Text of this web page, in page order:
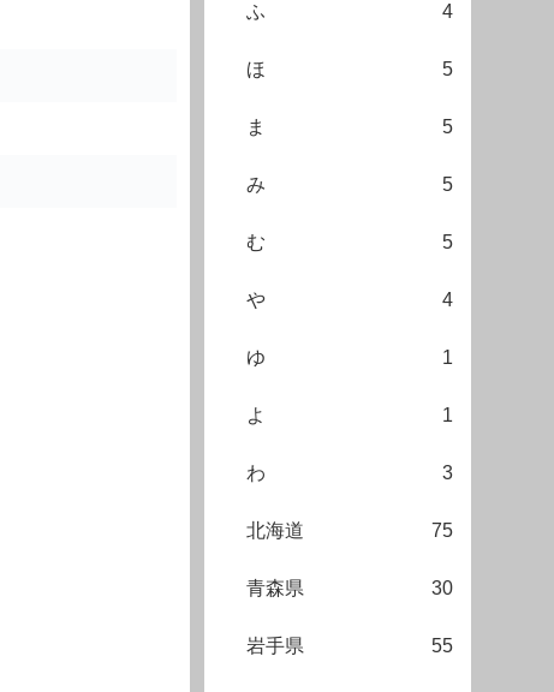
ふ 4
ほ 5
ま 5
み 5
む 5
や 4
ゆ 1
よ 1
わ 3
北海道 75
青森県 30
岩手県 55